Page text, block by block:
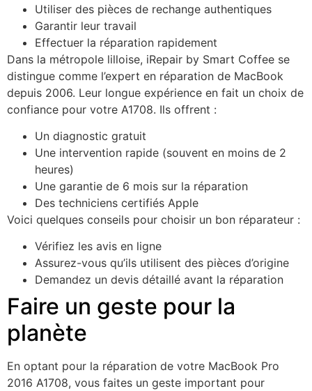
Utiliser des pièces de rechange authentiques
Garantir leur travail
Effectuer la réparation rapidement
Dans la métropole lilloise, iRepair by Smart Coffee se
distingue comme l’expert en réparation de MacBook
depuis 2006. Leur longue expérience en fait un choix de
confiance pour votre A1708. Ils offrent :
Un diagnostic gratuit
Une intervention rapide (souvent en moins de 2
heures)
Une garantie de 6 mois sur la réparation
Des techniciens certifiés Apple
Voici quelques conseils pour choisir un bon réparateur :
Vérifiez les avis en ligne
Assurez-vous qu’ils utilisent des pièces d’origine
Demandez un devis détaillé avant la réparation
Faire un geste pour la
planète
En optant pour la réparation de votre MacBook Pro
2016 A1708, vous faites un geste important pour